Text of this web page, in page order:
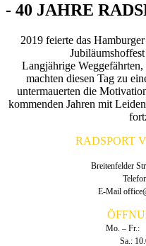
- 40 JAHRE
2019 feierte das
Langjährige
machten diesen Tag zu
untermauerten die
kommenden Jahren mit
RADSPORT
Breitenfelder
E-Mail
Mo. – Fr.:
Sa.: